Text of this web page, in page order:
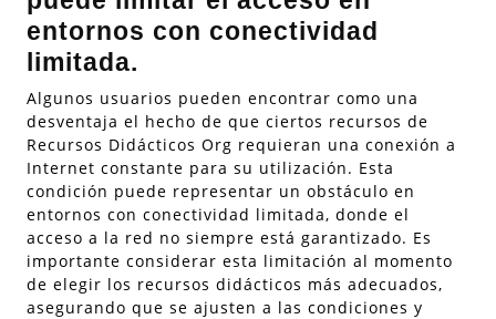
entornos con conectividad
limitada.
Algunos usuarios pueden encontrar como una
desventaja el hecho de que ciertos recursos de
Recursos Didácticos Org requieran una conexión a
Internet constante para su utilización. Esta
condición puede representar un obstáculo en
entornos con conectividad limitada, donde el
acceso a la red no siempre está garantizado. Es
importante considerar esta limitación al momento
de elegir los recursos didácticos más adecuados,
asegurando que se ajusten a las condiciones y